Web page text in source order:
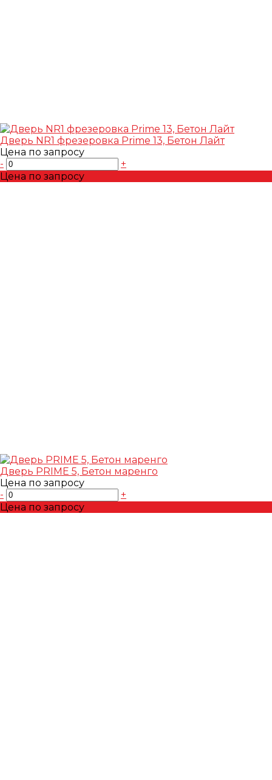
Дверь NR1 фрезеровка Prime 13, Бетон Лайт
Цена по запросу
-
+
Цена по запросу
Дверь PRIME 5, Бетон маренго
Цена по запросу
-
+
Цена по запросу